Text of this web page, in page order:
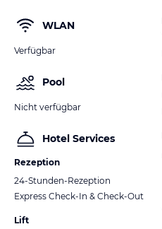
WLAN
Verfügbar
Pool
Nicht verfügbar
Hotel Services
Rezeption
24-Stunden-Rezeption
Express Check-In & Check-Out
Lift